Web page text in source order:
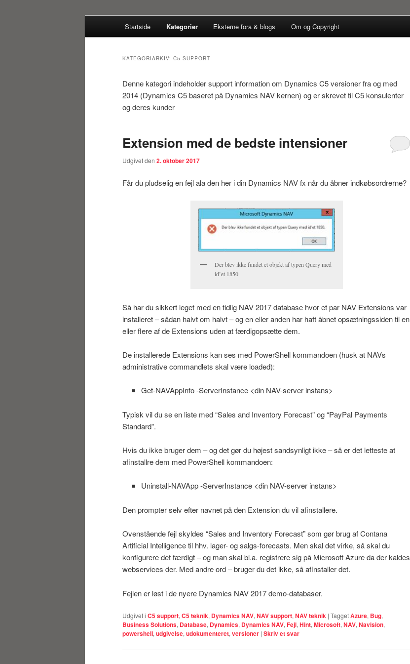
Systemconnects Teknikblog
Startside Kategorier Eksterne fora & blogs Om og Copyright
KATEGORIARKIV: C5 SUPPORT
Denne kategori indeholder support information om Dynamics C5 versioner fra og med
2014 (Dynamics C5 baseret på Dynamics NAV kernen) og er skrevet til C5 konsulenter
og deres kunder
Extension med de bedste intensioner
Udgivet den 2. oktober 2017
Får du pludselig en fejl ala den her i din Dynamics NAV fx når du åbner indkøbsordrerne?
Der blev ikke fundet et objekt af typen Query med
id’et 1850
Så har du sikkert leget med en tidlig NAV 2017 database hvor et par NAV Extensions var
installeret – sådan halvt om halvt – og en eller anden har haft åbnet opsætningssiden til en
eller flere af de Extensions uden at færdigopsætte dem.
De installerede Extensions kan ses med PowerShell kommandoen (husk at NAVs
administrative commandlets skal være loaded):
Get-NAVAppInfo -ServerInstance <din NAV-server instans>
Typisk vil du se en liste med “Sales and Inventory Forecast” og “PayPal Payments
Standard”.
Hvis du ikke bruger dem – og det gør du højest sandsynligt ikke – så er det letteste at
afinstallre dem med PowerShell kommandoen:
Uninstall-NAVApp -ServerInstance <din NAV-server instans>
Den prompter selv efter navnet på den Extension du vil afinstallere.
Ovenstående fejl skyldes “Sales and Inventory Forecast” som gør brug af Contana
Artificial Intelligence til hhv. lager- og salgs-forecasts. Men skal det virke, så skal du
konfigurere det færdigt – og man skal bl.a. registrere sig på Microsoft Azure da der kaldes
webservices der. Med andre ord – bruger du det ikke, så afinstaller det.
Fejlen er løst i de nyere Dynamics NAV 2017 demo-databaser.
Udgivet i C5 support, C5 teknik, Dynamics NAV, NAV support, NAV teknik | TaggetAzure, Bug,
Business Solutions, Database, Dynamics, Dynamics NAV, Fejl, Hint, Microsoft, NAV, Navision,
powershell, udgivelse, udokumenteret, versioner | Skriv et svar